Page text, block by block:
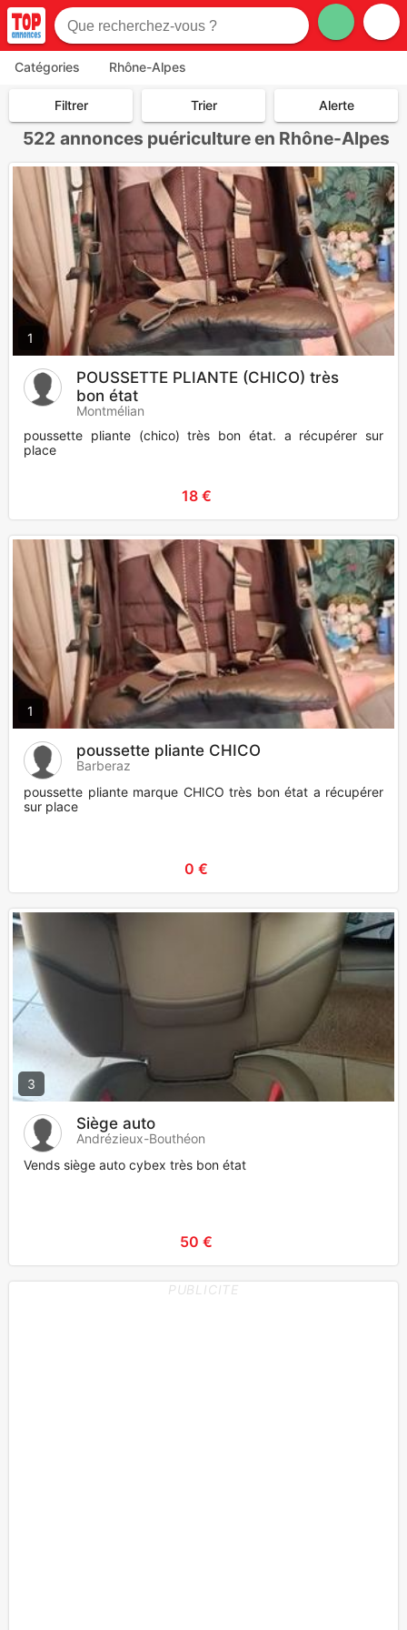
Catégories Rhône-Alpes
Filtrer Trier Alerte
522 annonces puériculture en Rhône-Alpes
1
POUSSETTE PLIANTE (CHICO) très
bon état
Montmélian
poussette pliante (chico) très bon état. a récupérer sur
place
18 €
1
poussette pliante CHICO
Barberaz
poussette pliante marque CHICO très bon état a récupérer
sur place
0 €
3
Siège auto
Andrézieux-Bouthéon
Vends siège auto cybex très bon état
50 €
PUBLICITE